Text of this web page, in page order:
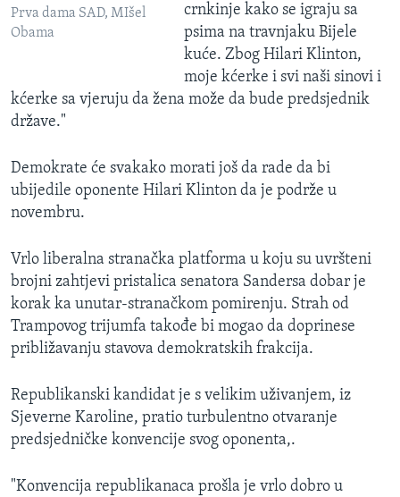
Prva dama SAD, MIšel
Obama
crnkinje kako se igraju sa
psima na travnjaku Bijele
kuće. Zbog Hilari Klinton,
moje kćerke i svi naši sinovi i
kćerke sa vjeruju da žena može da bude predsjednik
države."
Demokrate će svakako morati još da rade da bi
ubijedile oponente Hilari Klinton da je podrže u
novembru.
Vrlo liberalna stranačka platforma u koju su uvršteni
brojni zahtjevi pristalica senatora Sandersa dobar je
korak ka unutar-stranačkom pomirenju. Strah od
Trampovog trijumfa takođe bi mogao da doprinese
približavanju stavova demokratskih frakcija.
Republikanski kandidat je s velikim uživanjem, iz
Sjeverne Karoline, pratio turbulentno otvaranje
predsjedničke konvencije svog oponenta,.
"Konvencija republikanaca prošla je vrlo dobro u